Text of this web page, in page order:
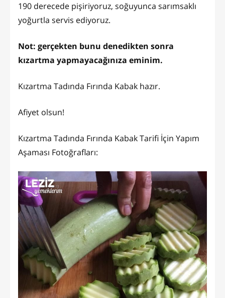
190 derecede pişiriyoruz, soğuyunca sarımsaklı
yoğurtla servis ediyoruz.
Not: gerçekten bunu denedikten sonra
kızartma yapmayacağınıza eminim.
Kızartma Tadında Fırında Kabak hazır.
Afiyet olsun!
Kızartma Tadında Fırında Kabak Tarifi İçin Yapım
Aşaması Fotoğrafları: